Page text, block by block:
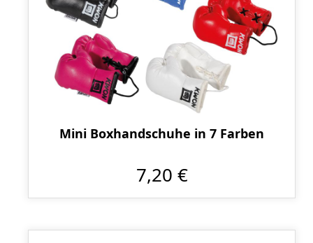
Mini Boxhandschuhe in 7 Farben
7,20 €